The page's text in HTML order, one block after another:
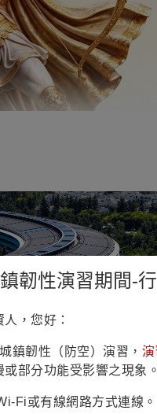
到太空：重塑下一代
韌性演習期間-
，您好：
鎮韌性（防空）演習，
或部分功能受影響之現象
Fi或有線網路方式連線。